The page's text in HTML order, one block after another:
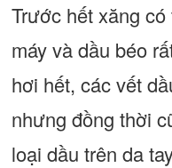
Trước hết xăng
máy và dầu béo
hơi hết, các vết
nhưng đồng thời
loại dầu trên da